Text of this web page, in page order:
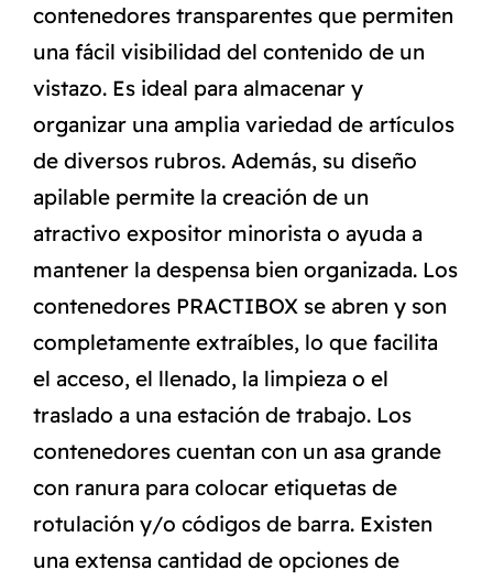
contenedores transparentes que permiten
una fácil visibilidad del contenido de un
vistazo. Es ideal para almacenar y
organizar una amplia variedad de artículos
de diversos rubros. Además, su diseño
apilable permite la creación de un
atractivo expositor minorista o ayuda a
mantener la despensa bien organizada. Los
contenedores PRACTIBOX se abren y son
completamente extraíbles, lo que facilita
el acceso, el llenado, la limpieza o el
traslado a una estación de trabajo. Los
contenedores cuentan con un asa grande
con ranura para colocar etiquetas de
rotulación y/o códigos de barra. Existen
una extensa cantidad de opciones de